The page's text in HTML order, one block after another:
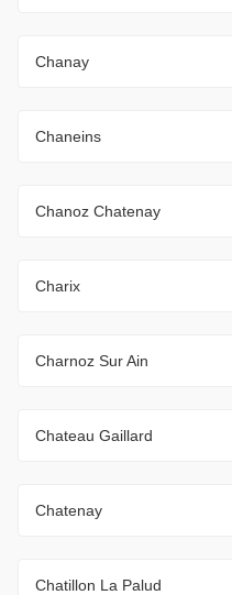
Chanay
Chaneins
Chanoz Chatenay
Charix
Charnoz Sur Ain
Chateau Gaillard
Chatenay
Chatillon La Palud